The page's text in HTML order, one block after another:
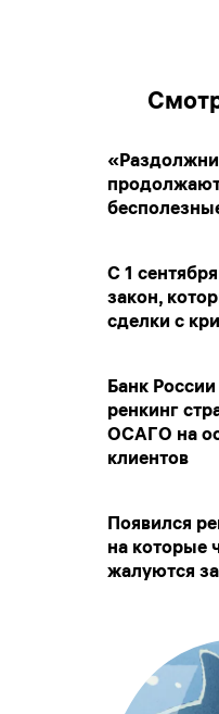
С 1
закон,
сделки с
Банк
ренкинг
ОСАГО на
клиентов
Появился
на которые
жалуются